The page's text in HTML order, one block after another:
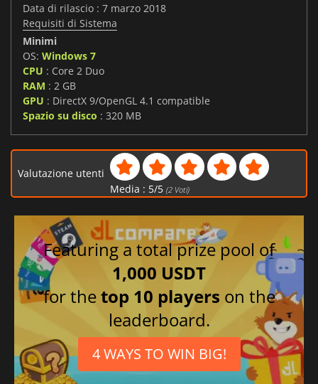
Data di rilascio : 7 marzo 2018
Requisiti di Sistema
Minimi
OS: Windows 7
CPU : Core 2 Duo
RAM : 2 GB
GPU : DirectX 9/OpenGL 4.1 compatible
Spazio su disco : 320 MB
Valutazione utenti
Media : 5/5 (2Voti)
Featuring a total prize pool of
1,000 USDT
for thetop 10 players on the
leaderboard.
4 WAYS TO WIN BIG!